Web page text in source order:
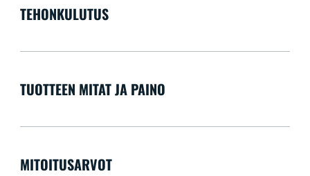
TEHONKULUTUS
TUOTTEEN MITAT JA PAINO
MITOITUSARVOT